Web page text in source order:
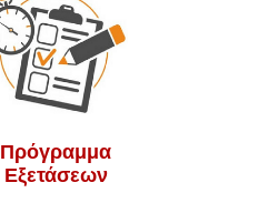
Πρόγραμμα
Εξετάσεων